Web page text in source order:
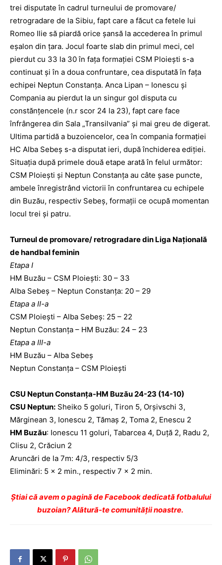
trei disputate în cadrul turneului de promovare/
retrogradare de la Sibiu, fapt care a făcut ca fetele lui
Romeo Ilie să piardă orice șansă la accederea în primul
eșalon din țara. Jocul foarte slab din primul meci, cel
pierdut cu 33 la 30 în fața formației CSM Ploiești s-a
continuat și în a doua confruntare, cea disputată în fața
echipei Neptun Constanța. Anca Lipan – Ionescu și
Compania au pierdut la un singur gol disputa cu
constănțencele (n.r scor 24 la 23), fapt care face
înfrângerea din Sala „Transilvania” și mai greu de digerat.
Ultima partidă a buzoiencelor, cea în compania formației
HC Alba Sebeș s-a disputat ieri, după închiderea ediției.
Situația după primele două etape arată în felul următor:
CSM Ploiești și Neptun Constanța au câte șase puncte,
ambele înregistrând victorii în confruntarea cu echipele
din Buzău, respectiv Sebeș, formații ce ocupă momentan
locul trei și patru.
Turneul de promovare/ retrogradare din Liga Națională
de handbal feminin
Etapa I
HM Buzău – CSM Ploiești: 30 – 33
Alba Sebeș – Neptun Constanța: 20 – 29
Etapa a II-a
CSM Ploiești – Alba Sebeș: 25 – 22
Neptun Constanța – HM Buzău: 24 – 23
Etapa a III-a
HM Buzău – Alba Sebeș
Neptun Constanța – CSM Ploiești
CSU Neptun Constanța-HM Buzău 24-23 (14-10)
CSU Neptun: Sheiko 5 goluri, Tiron 5, Orșivschi 3,
Mărginean 3, Ionescu 2, Tămaș 2, Toma 2, Enescu 2
HM Buzău: Ionescu 11 goluri, Tabarcea 4, Duță 2, Radu 2,
Clisu 2, Crăciun 2
Aruncări de la 7m: 4/3, respectiv 5/3
Eliminări: 5 x 2 min., respectiv 7 x 2 min.
Ştiai că avem o pagină de Facebook dedicată fotbalului
buzoian? Alătură-te comunității noastre.